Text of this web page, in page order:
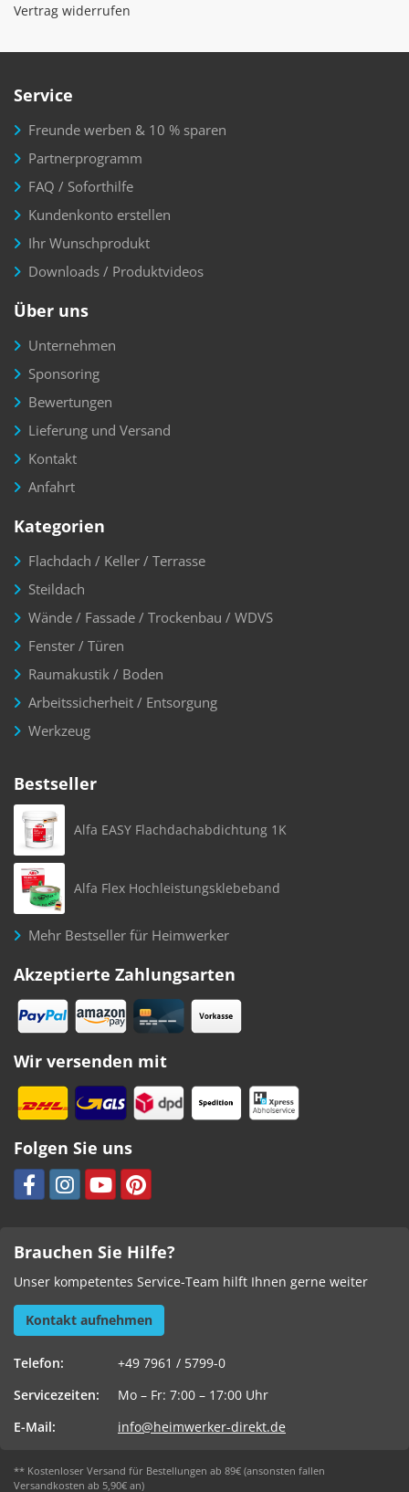
Vertrag widerrufen
Service
Freunde werben & 10 % sparen
Partnerprogramm
FAQ / Soforthilfe
Kundenkonto erstellen
Ihr Wunschprodukt
Downloads / Produktvideos
Über uns
Unternehmen
Sponsoring
Bewertungen
Lieferung und Versand
Kontakt
Anfahrt
Kategorien
Flachdach / Keller / Terrasse
Steildach
Wände / Fassade / Trockenbau / WDVS
Fenster / Türen
Raumakustik / Boden
Arbeitssicherheit / Entsorgung
Werkzeug
Bestseller
Alfa EASY Flachdachabdichtung 1K
Alfa Flex Hochleistungsklebeband
Mehr Bestseller für Heimwerker
Akzeptierte Zahlungsarten
Wir versenden mit
Folgen Sie uns
Brauchen Sie Hilfe?
Unser kompetentes Service-Team hilft Ihnen gerne weiter
Kontakt aufnehmen
Telefon:
+49 7961 / 5799-0
Servicezeiten:
Mo – Fr: 7:00 – 17:00 Uhr
E-Mail:
info@heimwerker-direkt.de
** Kostenloser Versand für Bestellungen ab 89€ (ansonsten fallen
Versandkosten ab 5,90€ an)